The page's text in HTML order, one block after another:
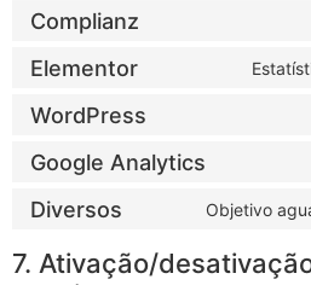
Complianz
Elementor
WordPress
Google Analytics
Diversos Objetivo
7. Ativação/